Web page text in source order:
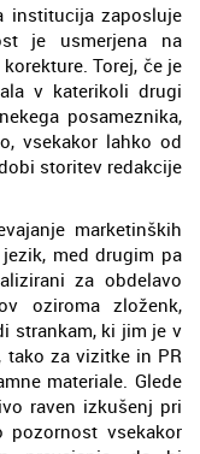
institucija zaposluje
je usmerjena na
Torej, če je
v katerikoli drugi
posameznika,
vsekakor lahko od
storitev redakcije
marketinških
med drugim pa
za obdelavo
oziroma zloženk,
strankam, ki jim je v
tako za vizitke in PR
materiale. Glede
raven izkušenj pri
vsekakor